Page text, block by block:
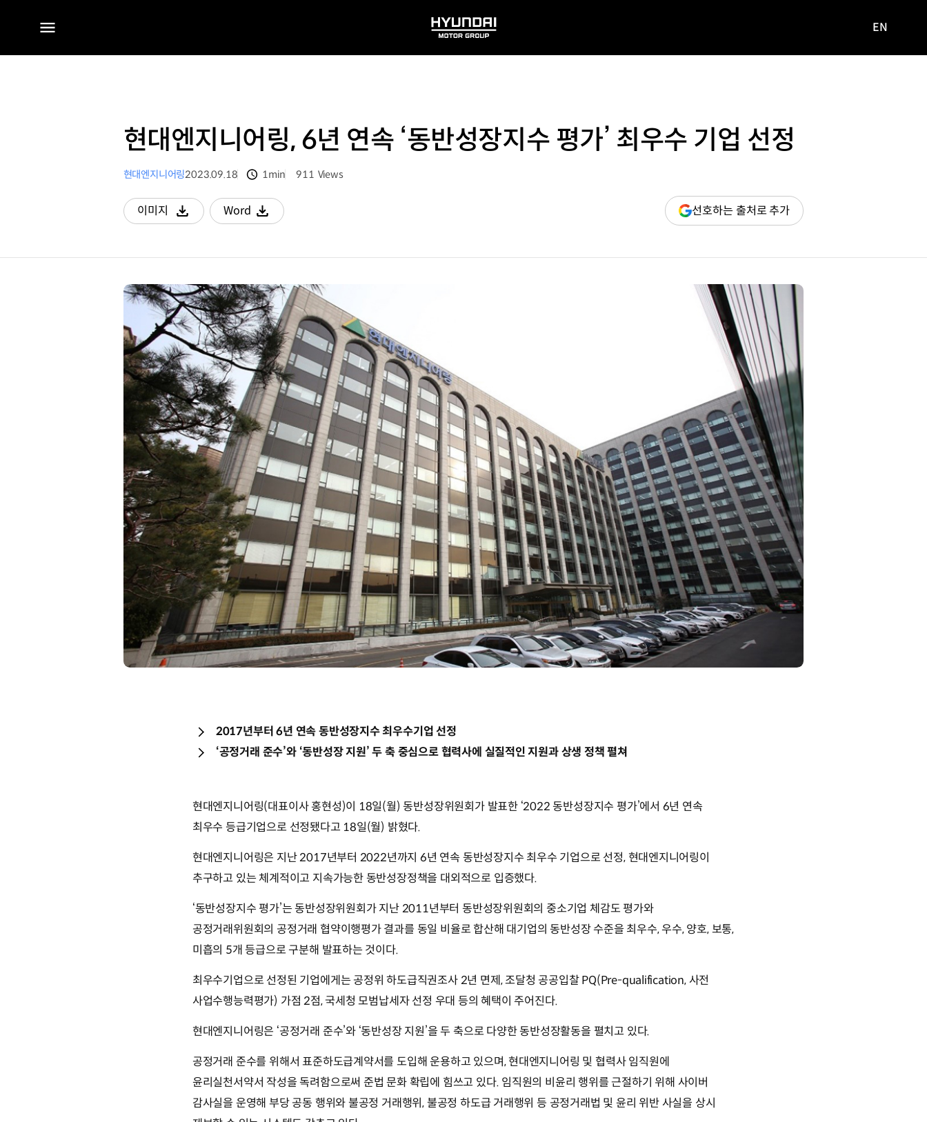
전체
HYUNDAI
MOTOR
사이트로
EN
현대엔지니어링, 6년 연속 ‘동반성장지수 평가’ 최우수 기업 선정
현대엔지니어링2023.09.18 1min 911 Views
이미지
다운로드
Word
다운로드
선호하는 출처로 추가(새
창
2017년부터 6년 연속 동반성장지수 최우수기업 선정
‘공정거래 준수’와 ‘동반성장 지원’ 두 축 중심으로 협력사에 실질적인 지원과 상생 정책 펼쳐
현대엔지니어링(대표이사 홍현성)이 18일(월) 동반성장위원회가 발표한 ‘2022 동반성장지수 평가’에서 6년 연속
최우수 등급기업으로 선정됐다고 18일(월) 밝혔다.
현대엔지니어링은 지난 2017년부터 2022년까지 6년 연속 동반성장지수 최우수 기업으로 선정, 현대엔지니어링이
추구하고 있는 체계적이고 지속가능한 동반성장정책을 대외적으로 입증했다.
‘동반성장지수 평가’는 동반성장위원회가 지난 2011년부터 동반성장위원회의 중소기업 체감도 평가와
공정거래위원회의 공정거래 협약이행평가 결과를 동일 비율로 합산해 대기업의 동반성장 수준을 최우수, 우수, 양호, 보통,
미흡의 5개 등급으로 구분해 발표하는 것이다.
최우수기업으로 선정된 기업에게는 공정위 하도급직권조사 2년 면제, 조달청 공공입찰 PQ(Pre-qualification, 사전
사업수행능력평가) 가점 2점, 국세청 모범납세자 선정 우대 등의 혜택이 주어진다.
현대엔지니어링은 ‘공정거래 준수’와 ‘동반성장 지원’을 두 축으로 다양한 동반성장활동을 펼치고 있다.
공정거래 준수를 위해서 표준하도급계약서를 도입해 운용하고 있으며, 현대엔지니어링 및 협력사 임직원에
윤리실천서약서 작성을 독려함으로써 준법 문화 확립에 힘쓰고 있다. 임직원의 비윤리 행위를 근절하기 위해 사이버
감사실을 운영해 부당 공동 행위와 불공정 거래행위, 불공정 하도급 거래행위 등 공정거래법 및 윤리 위반 사실을 상시